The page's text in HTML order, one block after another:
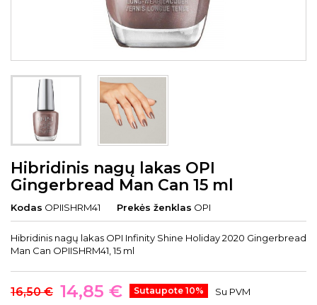
Hibridinis nagų lakas OPI
Gingerbread Man Can 15 ml
Kodas OPIISHRM41 Prekės ženklas OPI
Hibridinis nagų lakas OPI Infinity Shine Holiday 2020 Gingerbread
Man Can OPIISHRM41, 15 ml
16,50 € 14,85 € Sutaupote 10% Su PVM